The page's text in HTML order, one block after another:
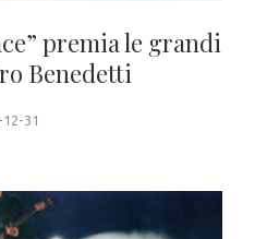
premia le grandi
Benedetti
31